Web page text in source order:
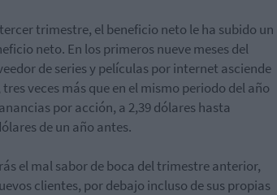
trimestre, el beneficio neto le ha subido un
neto. En los primeros nueve meses del
de series y películas por internet asciende
veces más que en el mismo periodo del año
por acción, a 2,39 dólares hasta
de un año antes.
el mal sabor de boca del trimestre anterior,
clientes, por debajo incluso de sus propias